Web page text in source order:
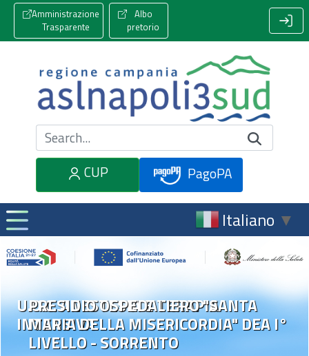
Amministrazione
Trasparente
Albo
pretorio
Cerca nel sito
CUP
PagoPA
Italiano ▼
U.O.C. ANESTESIA E TERAPIA
INTENSIVA
PRESIDIO OSPEDALIERO "SANTA
MARIA DELLA MISERICORDIA" DEA I°
LIVELLO - SORRENTO